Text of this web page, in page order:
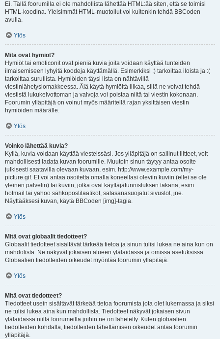
Ei. Tällä foorumilla ei ole mahdollista lähettää HTML:ää siten, että se toimisi
HTML-koodina. Yleisimmät HTML-muotoilut voi kuitenkin tehdä BBCoden
avulla.
Ylös
Mitä ovat hymiöt?
Hymiöt tai emoticonit ovat pieniä kuvia joita voidaan käyttää tunteiden
ilmaisemiseen lyhyitä koodeja käyttämällä. Esimerkiksi :) tarkoittaa iloista ja :(
tarkoittaa surullista. Hymiöiden täysi lista on nähtävillä
viestinlähetyslomakkeessa. Älä käytä hymiöitä liikaa, sillä ne voivat tehdä
viestistä lukukelvottoman ja valvoja voi poistaa niitä tai viestin kokonaan.
Foorumin ylläpitäjä on voinut myös määritellä rajan yksittäisen viestin
hymiöiden määrälle.
Ylös
Voinko lähettää kuvia?
Kyllä, kuvia voidaan käyttää viesteissäsi. Jos ylläpitäjä on sallinut liitteet, voit
mahdollisesti ladata kuvan foorumille. Muutoin sinun täytyy antaa osoite
julkisesti saatavilla olevaan kuvaan, esim. http://www.example.com/my-
picture.gif. Et voi antaa osoitetta omalla koneellasi oleviin kuviin (ellei se ole
yleinen palvelin) tai kuviin, jotka ovat käyttäjätunnistuksen takana, esim.
hotmail tai yahoo sähköpostilaatikot, salasanasuojatut sivustot, jne.
Näyttääksesi kuvan, käytä BBCoden [img]-tagia.
Ylös
Mitä ovat globaalit tiedotteet?
Globaalit tiedotteet sisältävät tärkeää tietoa ja sinun tulisi lukea ne aina kun on
mahdolista. Ne näkyvät jokaisen alueen ylälaidassa ja omissa asetuksissa.
Globaalien tiedotteiden oikeudet myöntää foorumin ylläpitäjä.
Ylös
Mitä ovat tiedotteet?
Tiedotteet usein sisältävät tärkeää tietoa foorumista jota olet lukemassa ja siksi
ne tulisi lukea aina kun mahdollista. Tiedotteet näkyvät jokaisen sivun
ylälaidassa niillä foorumeilla joihin ne on lähetetty. Kuten globaalien
tiedotteiden kohdalla, tiedotteiden lähettämisen oikeudet antaa foorumin
ylläpitäjä.